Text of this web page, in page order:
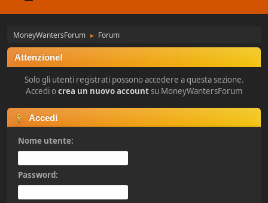
MoneyWantersForum ► Forum
Attenzione!
Solo gli utenti registrati possono accedere a questa sezione.
Accedi ocrea un nuovo accountsu MoneyWantersForum
Accedi
Nome utente:
Password: